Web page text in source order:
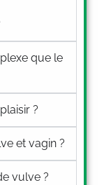
que le
?
et vagin ?
vulve ?